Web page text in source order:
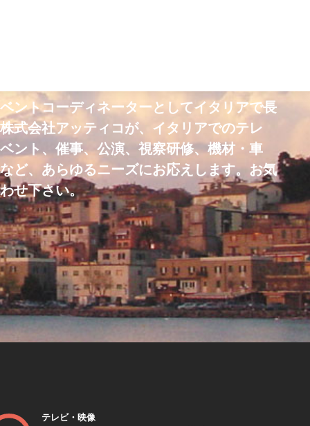
ントコーディネーターとしてイタリアで長
式会社アッティコが、イタリアでのテレ
ント、催事、公演、視察研修、機材・車
ど、あらゆるニーズにお応えします。お気
せ下さい。
テレビ・映像